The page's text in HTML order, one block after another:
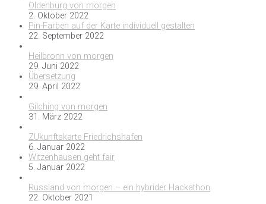
Oldenburg von morgen
2. Oktober 2022
Pin-Farben auf der Karte individuell gestalten
22. September 2022
Heilbronn von morgen
29. Juni 2022
Übersetzung
29. April 2022
Gilching von morgen
31. März 2022
ZUkunftskarte Friedrichshafen
6. Januar 2022
Witzenhausen geht fair
5. Januar 2022
Russland von morgen – ein hybrider Hackathon
22. Oktober 2021